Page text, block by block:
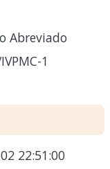
Abreviado
1
22:51:00